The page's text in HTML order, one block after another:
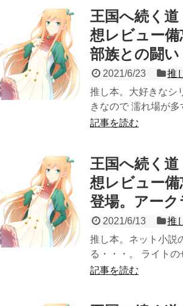
王国へ続く
想レビュー
部族との闘い
2021/6/23
推
推し本。大好きなシ
きなので 濡れ場が
記事を読む
王国へ続く
想レビュー
登場。アー
2021/6/13
推
推し本。ネット小説
る・・・。 ライト
記事を読む